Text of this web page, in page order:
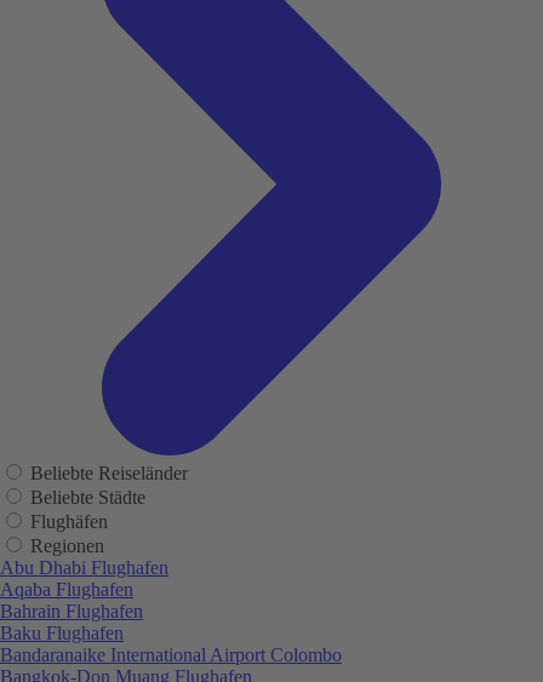
Beliebte Reiseländer
Beliebte Städte
Flughäfen
Regionen
Abu Dhabi Flughafen
Aqaba Flughafen
Bahrain Flughafen
Baku Flughafen
Bandaranaike International Airport Colombo
Bangkok-Don Muang Flughafen